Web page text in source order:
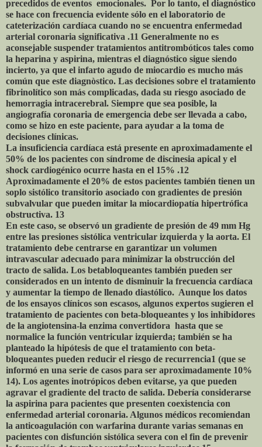
precedidos de eventos emocionales. Por lo tanto, el diagnóstico
se hace con frecuencia evidente sólo en el laboratorio de
cateterización cardíaca cuando no se encuentra enfermedad
arterial coronaria significativa .11 Generalmente no es
aconsejable suspender tratamientos antitrombóticos tales como
la heparina y aspirina, mientras el diagnóstico sigue siendo
incierto, ya que el infarto agudo de miocardio es mucho más
común que este diagnòstico. Las decisiones sobre el tratamiento
fibrinolítico son más complicadas, dada su riesgo asociado de
hemorragia intracerebral. Siempre que sea posible, la
angiografía coronaria de emergencia debe ser llevada a cabo,
como se hizo en este paciente, para ayudar a la toma de
decisiones clínicas.
La insuficiencia cardíaca está presente en aproximadamente el
50% de los pacientes con síndrome de discinesia apical y el
shock cardiogénico ocurre hasta en el 15% .12
Aproximadamente el 20% de estos pacientes también tienen un
soplo sistólico transitorio asociado con gradientes de presión
subvalvular que pueden imitar la miocardiopatía hipertrófica
obstructiva. 13
En este caso, se observó un gradiente de presión de 49 mm Hg
entre las presiones sistólica ventricular izquierda y la aorta. El
tratamiento debe centrarse en garantizar un volumen
intravascular adecuado para minimizar la obstrucción del
tracto de salida. Los betabloqueantes también pueden ser
considerados en un intento de disminuir la frecuencia cardíaca
y aumentar la tiempo de llenado diastólico. Aunque los datos
de los ensayos clínicos son escasos, algunos expertos sugieren el
tratamiento de pacientes con beta-bloqueantes y los inhibidores
de la angiotensina-la enzima convertidora hasta que se
normalice la función ventricular izquierda; también se ha
planteado la hipótesis de que el tratamiento con beta-
bloqueantes pueden reducir el riesgo de recurrencia1 (que se
informó en una serie de casos para ser aproximadamente 10%
14). Los agentes inotrópicos deben evitarse, ya que pueden
agravar el gradiente del tracto de salida. Debería considerarse
la aspirina para pacientes que presenten coexistencia con
enfermedad arterial coronaria. Algunos médicos recomiendan
la anticoagulación con warfarina durante varias semanas en
pacientes con disfunción sistólica severa con el fin de prevenir